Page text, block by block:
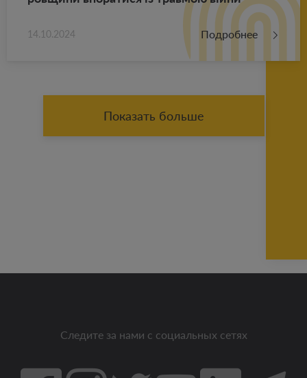
14.10.2024 Подробнее
Показать больше
Следите за нами с социальных сетях